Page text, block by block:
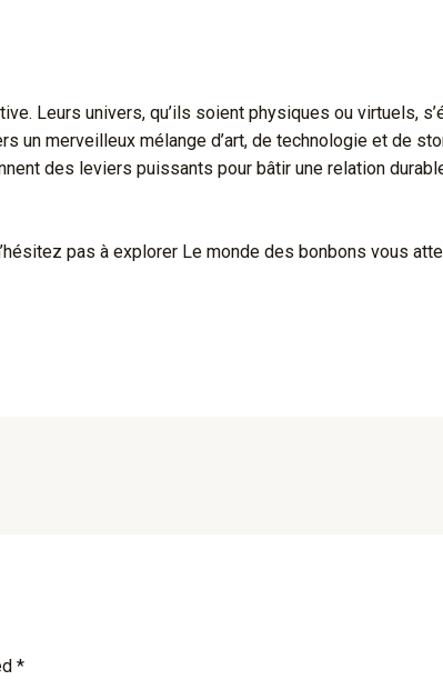
Leurs univers, qu’ils soient physiques ou virtuels,
un merveilleux mélange d’art, de technologie et de
des leviers puissants pour bâtir une relation
pas à explorer Le monde des bonbons vous
*